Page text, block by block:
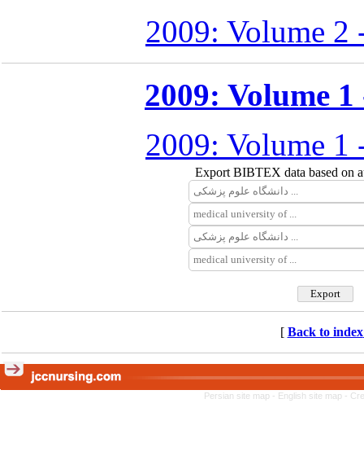
2009: Volume 2
2009: Volume 1
2009: Volume 1
Export BIBTEX data based on
[ Back to index
Persian site map - English site map -